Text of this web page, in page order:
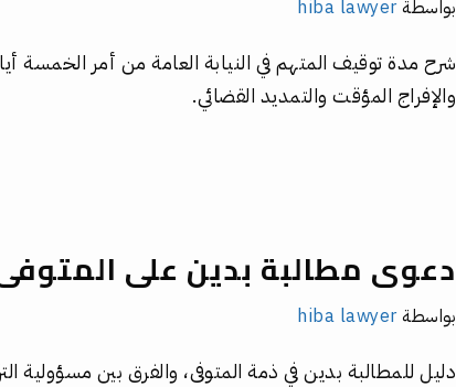
بواسطةhiba lawyer
والإفراج المؤقت والتمديد القضائي.
دعوى مطالبة بدين على
بواسطةhiba lawyer
دليل للمطالبة بدين في ذمة المتوفى، والفرق بين مسؤولية